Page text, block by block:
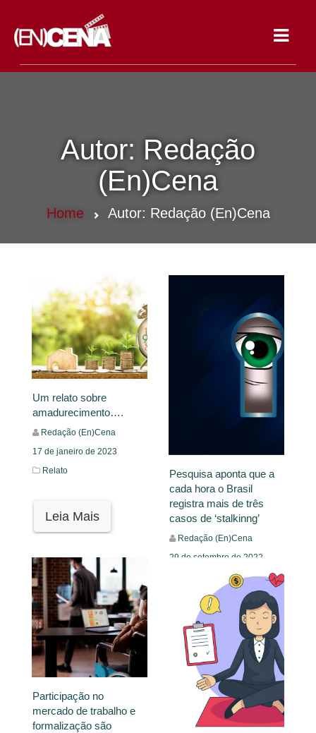
Autor: Redação
(En)Cena
Home Autor: Redação (En)Cena
Um relato sobre
amadurecimento….
Redação (En)Cena
17 de janeiro de 2023
Relato
Leia Mais
Pesquisa aponta que a
cada hora o Brasil
registra mais de três
casos de ‘stalkinng’
Redação (En)Cena
29 de setembro de 2022
Leia Mais
Participação no
mercado de trabalho e
formalização são